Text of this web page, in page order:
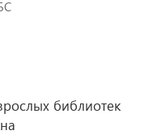
библиотек